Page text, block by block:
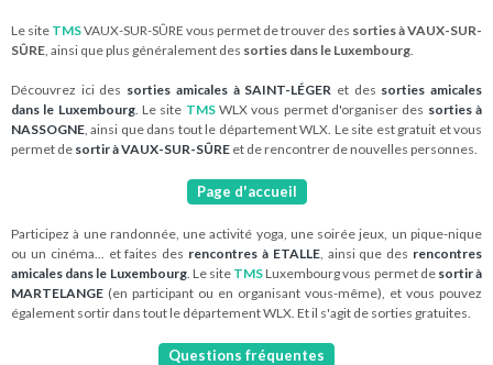
Le site TMSVAUX-SUR-SÛRE vous permet de trouver des sorties à VAUX-SUR-
SÛRE, ainsi que plus généralement des sorties dans le Luxembourg.
Découvrez ici des sorties amicales à SAINT-LÉGER et des sorties amicales
dans le Luxembourg. Le site TMSWLX vous permet d'organiser des sorties à
NASSOGNE, ainsi que dans tout le département WLX. Le site est gratuit et vous
permet de sortir à VAUX-SUR-SÛRE et de rencontrer de nouvelles personnes.
Page d'accueil
Participez à une randonnée, une activité yoga, une soirée jeux, un pique-nique
ou un cinéma... et faites des rencontres à ETALLE, ainsi que des rencontres
amicales dans le Luxembourg. Le site TMSLuxembourg vous permet de sortir à
MARTELANGE (en participant ou en organisant vous-même), et vous pouvez
également sortir dans tout le département WLX. Et il s'agit de sorties gratuites.
Questions fréquentes